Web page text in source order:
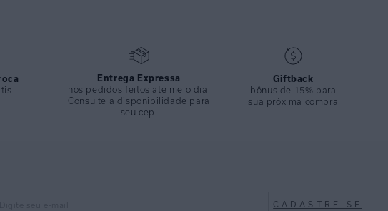
Entrega Expressa
nos pedidos feitos até meio dia.
Consulte a disponibilidade para
seu cep.
Giftback
bônus de 15% para
sua próxima compra
CADASTRE-SE